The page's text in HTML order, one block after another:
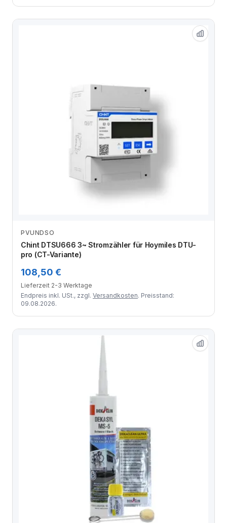
PVUNDSO
Chint DTSU666 3~ Stromzähler für Hoymiles DTU-
pro (CT-Variante)
108,50 €
Lieferzeit 2-3 Werktage
Endpreis inkl. USt., zzgl. Versandkosten. Preisstand:
09.08.2026.